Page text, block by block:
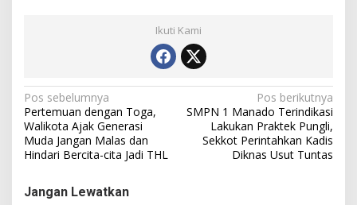
Ikuti Kami
N
a
v
g
Pos sebelumnya
Pertemuan dengan Toga,
Walikota Ajak Generasi
Muda Jangan Malas dan
Hindari Bercita-cita Jadi THL
Pos berikutnya
SMPN 1 Manado Terindikasi
Lakukan Praktek Pungli,
Sekkot Perintahkan Kadis
Diknas Usut Tuntas
Jangan Lewatkan